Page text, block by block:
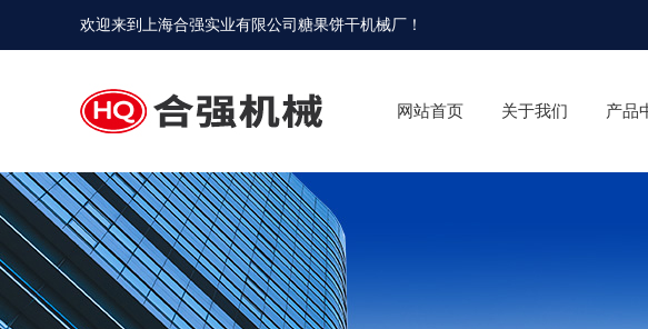
欢迎来到 上海合强实业有限公司糖果饼干机械厂 ！
网站首页 关于我们 产品